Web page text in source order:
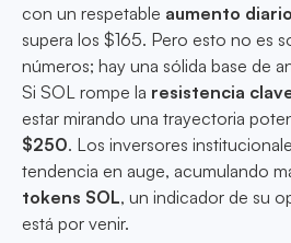
con un respetable aumento
supera los $165. Pero esto no es
números; hay una sólida base de
Si SOL rompe la resistencia
estar mirando una trayectoria
$250. Los inversores
tendencia en auge, acumulando
tokens SOL, un indicador de su
está por venir.